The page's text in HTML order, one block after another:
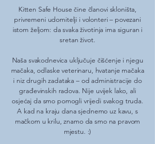
Kitten Safe House čine članovi skloništa,
privremeni udomitelji i volonteri – povezani
istom željom: da svaka životinja ima siguran i
sretan život.
Naša svakodnevica uključuje čišćenje i njegu
mačaka, odlaske veterinaru, hvatanje mačaka
i niz drugih zadataka – od administracije do
građevinskih radova. Nije uvijek lako, ali
osjećaj da smo pomogli vrijedi svakog truda.
A kad na kraju dana sjednemo uz kavu, s
mačkom u krilu, znamo da smo na pravom
mjestu. :)